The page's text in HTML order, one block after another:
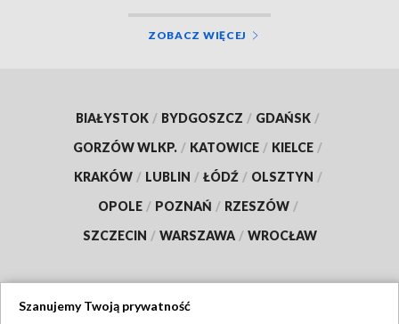
ZOBACZ WIĘCEJ
BIAŁYSTOK / BYDGOSZCZ / GDAŃSK /
GORZÓW WLKP. / KATOWICE / KIELCE /
KRAKÓW / LUBLIN / ŁÓDŹ / OLSZTYN /
OPOLE / POZNAŃ / RZESZÓW /
SZCZECIN / WARSZAWA / WROCŁAW
Szanujemy Twoją prywatność